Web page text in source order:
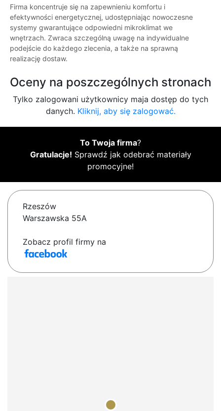
Firma koncentruje się na zapewnieniu komfortu i
efektywności energetycznej, udostępniając nowoczesne
systemy gwarantujące odpowiedni mikroklimat we
wnętrzach. Zwraca szczególną uwagę na indywidualne
podejście do każdego zlecenia, a także na sprawną
realizację dostaw.
Oceny na poszczególnych stronach
Tylko zalogowani użytkownicy maja dostęp do tych
danych. Kliknij, aby się zalogować.
To Twoja firma?
Gratulacje! Sprawdź jak odebrać materiały
promocyjne!
Rzeszów
Warszawska 55A
Zobacz profil firmy na